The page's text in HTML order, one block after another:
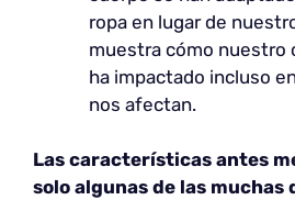
ropa en lugar de
muestra cómo nuestro
ha impactado incluso
nos afectan.
Las características antes
solo algunas de las muchas